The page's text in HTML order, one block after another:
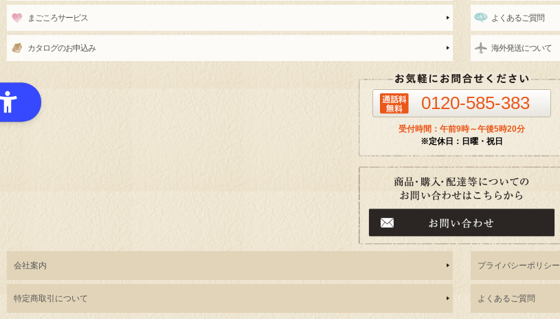
まごころサービス よくあるご質問
カタログのお申込み 海外発送について
0120-585-383
受付時間：午前9時～午後5時20分
※定休日：日曜・祝日
会社案内 プライバシーポリシー
特定商取引について よくあるご質問